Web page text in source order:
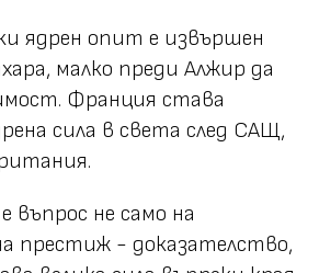
ядрен опит е извършен
малко преди Алжир да
Франция става
сила в света след САЩ,
въпрос не само на
престиж - доказателство,